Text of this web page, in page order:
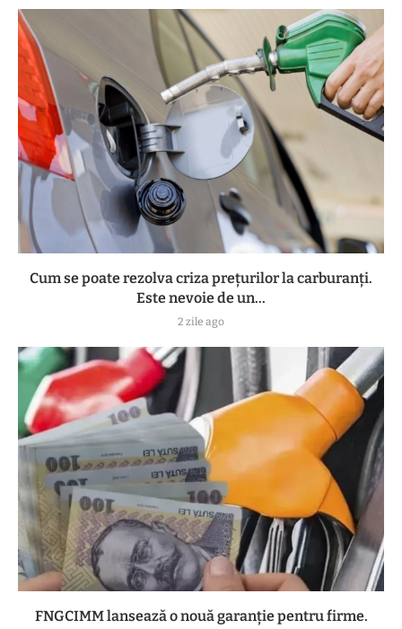
Cum se poate rezolva criza prețurilor la carburanți.
Este nevoie de un...
2 zile ago
FNGCIMM lansează o nouă garanție pentru firme.